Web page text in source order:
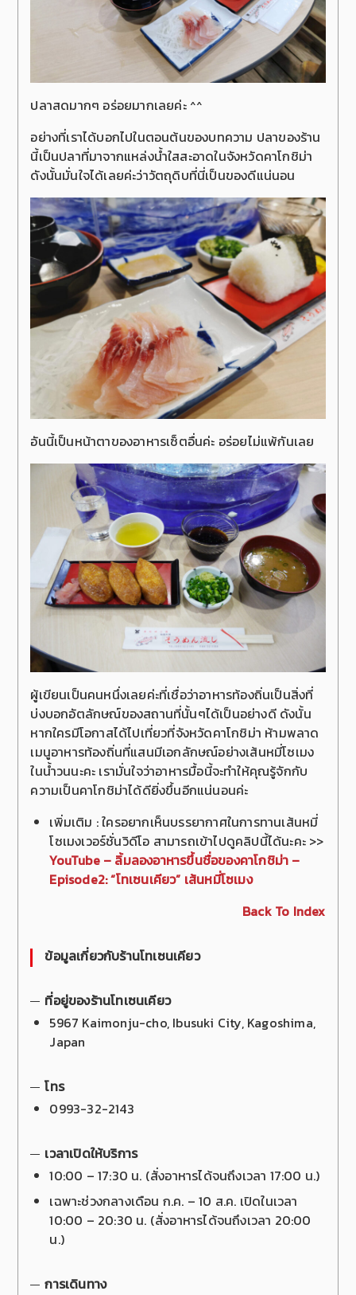
ปลาสดมากๆ อร่อยมากเลยค่ะ ^^
อย่างที่เราได้บอกไปในตอนต้นของบทความ ปลาของร้าน
นี้เป็นปลาที่มาจากแหล่งน้ำใสสะอาดในจังหวัดคาโกชิม่า
ดังนั้นมั่นใจได้เลยค่ะว่าวัตถุดิบที่นี่เป็นของดีแน่นอน
อันนี้เป็นหน้าตาของอาหารเซ็ตอื่นค่ะ อร่อยไม่แพ้กันเลย
ผู้เขียนเป็นคนหนึ่งเลยค่ะที่เชื่อว่าอาหารท้องถิ่นเป็นสิ่งที่
บ่งบอกอัตลักษณ์ของสถานที่นั้นๆได้เป็นอย่างดี ดังนั้น
หากใครมีโอกาสได้ไปเที่ยวที่จังหวัดคาโกชิม่า ห้ามพลาด
เมนูอาหารท้องถิ่นที่แสนมีเอกลักษณ์อย่างเส้นหมี่โซเมง
ในน้ำวนนะคะ เรามั่นใจว่าอาหารมื้อนี้จะทำให้คุณรู้จักกับ
ความเป็นคาโกชิม่าได้ดียิ่งขึ้นอีกแน่นอนค่ะ
เพิ่มเติม : ใครอยากเห็นบรรยากาศในการทานเส้นหมี่
โซเมงเวอร์ชั่นวิดีโอ สามารถเข้าไปดูคลิปนี้ได้นะคะ >>
YouTube – ลิ้มลองอาหารขึ้นชื่อของคาโกชิม่า –
Episode2: “โทเซนเคียว” เส้นหมี่โซเมง
Back To Index
ข้อมูลเกี่ยวกับร้านโทเซนเคียว
ที่อยู่ของร้านโทเซนเคียว
5967 Kaimonju-cho, Ibusuki City, Kagoshima,
Japan
โทร
0993-32-2143
เวลาเปิดให้บริการ
10:00 – 17:30 น. (สั่งอาหารได้จนถึงเวลา 17:00 น.)
เฉพาะช่วงกลางเดือน ก.ค. – 10 ส.ค. เปิดในเวลา
10:00 – 20:30 น. (สั่งอาหารได้จนถึงเวลา 20:00
น.)
การเดินทาง